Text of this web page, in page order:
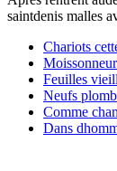
saintdenis malles
Chariots
Feuilles
Neufs plomb
Comme
Dans